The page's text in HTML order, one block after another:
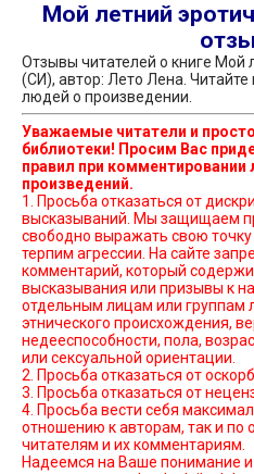
Мой летний
Отзывы читателей о книге Мой
(СИ), автор: Лето Лена.
людей о произведении.
Уважаемые читатели и
библиотеки! Просим Вас
правил при комментировании
произведений.
1. Просьба отказаться от
высказываний. Мы защищаем право наших читателей
свободно выражать свою
терпим агрессии. На сайте
комментарий, который
высказывания или призывы к
отдельным лицам или группам
этнического происхождения,
недееспособности, пола,
или сексуальной ориентации.
2. Просьба отказаться от
3. Просьба отказаться от
4. Просьба вести себя
отношению к авторам, так и по
читателям и их комментариям.
Надеемся на Ваше понимание